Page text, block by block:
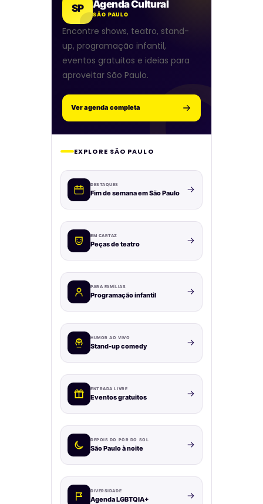
SP Agenda Cultural
SÃO PAULO
Encontre shows, teatro, stand-
up, programação infantil,
eventos gratuitos e ideias para
aproveitar São Paulo.
Ver agenda completa
EXPLORE SÃO PAULO
DESTAQUES
Fim de semana em São Paulo
EM CARTAZ
Peças de teatro
PARA FAMÍLIAS
Programação infantil
HUMOR AO VIVO
Stand-up comedy
ENTRADA LIVRE
Eventos gratuitos
DEPOIS DO PÔR DO SOL
São Paulo à noite
DIVERSIDADE
Agenda LGBTQIA+